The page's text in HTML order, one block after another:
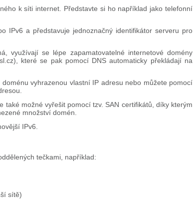
k síti internet. Představte si ho například jako telefonní
IPv6 a představuje jednoznačný identifikátor serveru pro
využívají se lépe zapamatovatelné internetové domény
které se pak pomocí DNS automaticky překládají na
vyhrazenou vlastní IP adresu nebo můžete pomocí
možné vyřešit pomocí tzv. SAN certifikátů, díky kterým
množství domén.
IPv6.
tečkami, například:
sítě)